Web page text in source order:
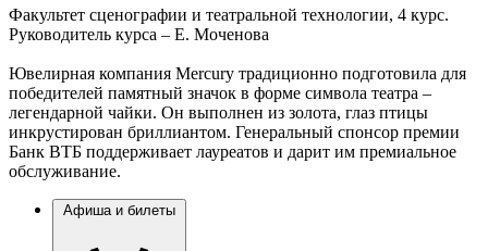
Факультет сценографии и театральной технологии, 4 курс.
Руководитель курса – Е. Моченова
Ювелирная компания Mercury традиционно подготовила для
победителей памятный значок в форме символа театра –
легендарной чайки. Он выполнен из золота, глаз птицы
инкрустирован бриллиантом. Генеральный спонсор премии
Банк ВТБ поддерживает лауреатов и дарит им премиальное
обслуживание.
Афиша и билеты